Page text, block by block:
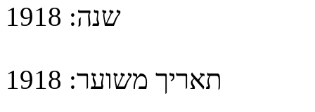
שנה: 1918
תאריך משוער: 1918